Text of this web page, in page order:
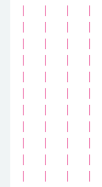
│ │ │ │ ├──
│ │ │ │ │
│ │ │ │ │
│ │ │ │ │
│ │ │ │ │
│ │ │ │ │
│ │ │ │ │
│ │ │ │ ├──
│ │ │ │ │
│ │ │ │ │
│ │ │ │ │